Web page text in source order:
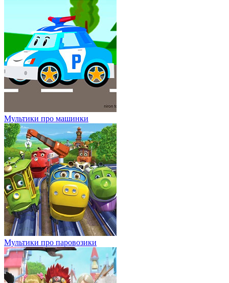
Мультики про машинки
Мультики про паровозики